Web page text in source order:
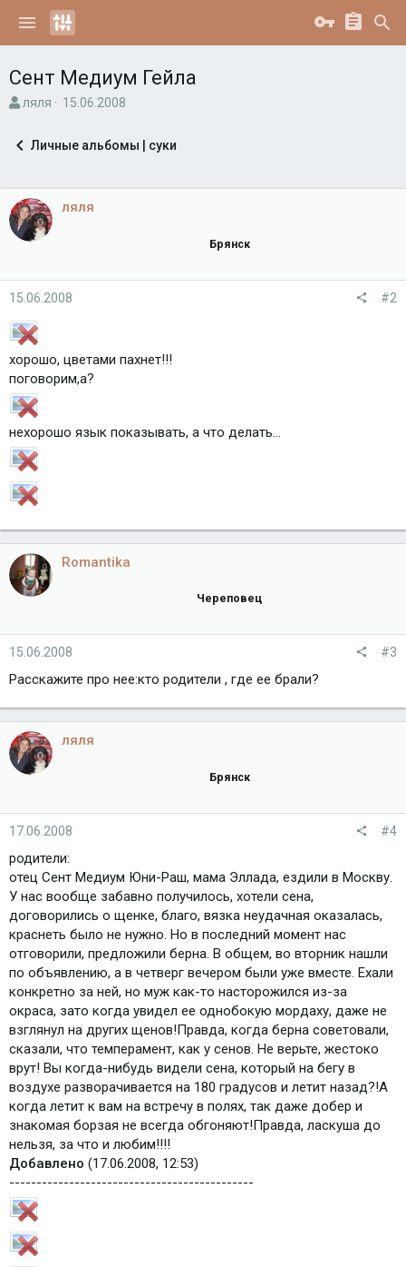
Сент Медиум Гейла
А
о
т
е
м
ы
ляля
Д
а
а
ч
15.06.2008
Личные альбомы | суки
ляля
Брянск
15.06.2008 #2
хорошо, цветами пахнет!!!
поговорим,а?
нехорошо язык показывать, а что делать...
Romantika
Череповец
15.06.2008 #3
Расскажите про нее:кто родители , где ее брали?
ляля
Брянск
17.06.2008 #4
родители:
отец Сент Медиум Юни-Раш, мама Эллада, ездили в Москву.
У нас вообще забавно получилось, хотели сена,
договорились о щенке, благо, вязка неудачная оказалась,
краснеть было не нужно. Но в последний момент нас
отговорили, предложили берна. В общем, во вторник нашли
по объявлению, а в четверг вечером были уже вместе. Ехали
конкретно за ней, но муж как-то насторожился из-за
окраса, зато когда увидел ее однобокую мордаху, даже не
взглянул на других щенов!Правда, когда берна советовали,
сказали, что темперамент, как у сенов. Не верьте, жестоко
врут! Вы когда-нибудь видели сена, который на бегу в
воздухе разворачивается на 180 градусов и летит назад?!А
когда летит к вам на встречу в полях, так даже добер и
знакомая борзая не всегда обгоняют!Правда, ласкуша до
нельзя, за что и любим!!!!
Добавлено (17.06.2008, 12:53)
---------------------------------------------